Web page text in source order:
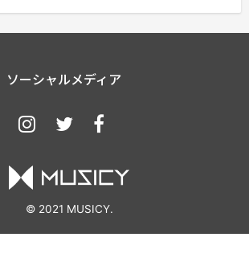
ソーシャルメディア
© 2021 MUSICY.